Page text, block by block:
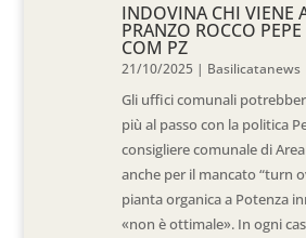
INDOVINA CHI VIENE
PRANZO ROCCO
COM PZ
21/10/2025 | Basilicatanews
Gli uffici comunali
più al passo con la politica
consigliere comunale di
anche per il mancato “turn
pianta organica a Potenza
«non è ottimale». In ogni